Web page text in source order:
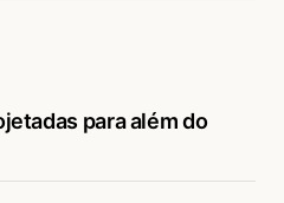
para além do